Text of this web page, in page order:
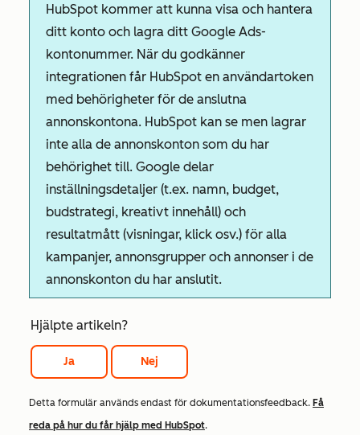
HubSpot kommer att kunna visa och hantera
ditt konto och lagra ditt Google Ads-
kontonummer. När du godkänner
integrationen får HubSpot en användartoken
med behörigheter för de anslutna
annonskontona. HubSpot kan se men lagrar
inte alla de annonskonton som du har
behörighet till. Google delar
inställningsdetaljer (t.ex. namn, budget,
budstrategi, kreativt innehåll) och
resultatmått (visningar, klick osv.) för alla
kampanjer, annonsgrupper och annonser i de
annonskonton du har anslutit.
Hjälpte artikeln?
Ja Nej
Detta formulär används endast för dokumentationsfeedback. Få
reda på hur du får hjälp med HubSpot.